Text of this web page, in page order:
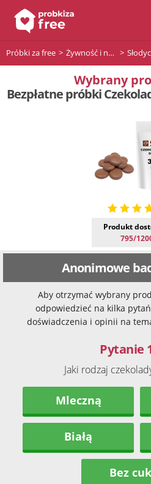
Próbki za free Żywność i napoje Słodycze,
Wybrany
Bezpłatne próbki
Produkt
795/
Anonimowe
Aby otrzymać wybrany
odpowiedzieć na kilka
doświadczenia i opinii na
Pytanie
Jaki rodzaj
Mleczną
Białą
Bez